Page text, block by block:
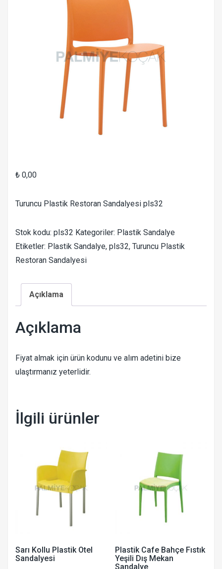
₺ 0,00
Turuncu Plastik Restoran Sandalyesi pls32
Stok kodu: pls32 Kategoriler: Plastik Sandalye
Etiketler: Plastik Sandalye, pls32, Turuncu Plastik
Restoran Sandalyesi
Açıklama
Açıklama
Fiyat almak için ürün kodunu ve alım adetini bize
ulaştırmanız yeterlidir.
İlgili ürünler
Sarı Kollu Plastik Otel
Sandalyesi
Plastik Cafe Bahçe Fıstık
Yeşili Dış Mekan
Sandalye